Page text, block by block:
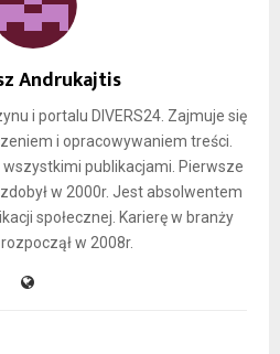
Andrukajtis
i portalu DIVERS24. Zajmuje się
i opracowywaniem treści.
wszystkimi publikacjami. Pierwsze
w 2000r. Jest absolwentem
społecznej. Karierę w branży
w 2008r.